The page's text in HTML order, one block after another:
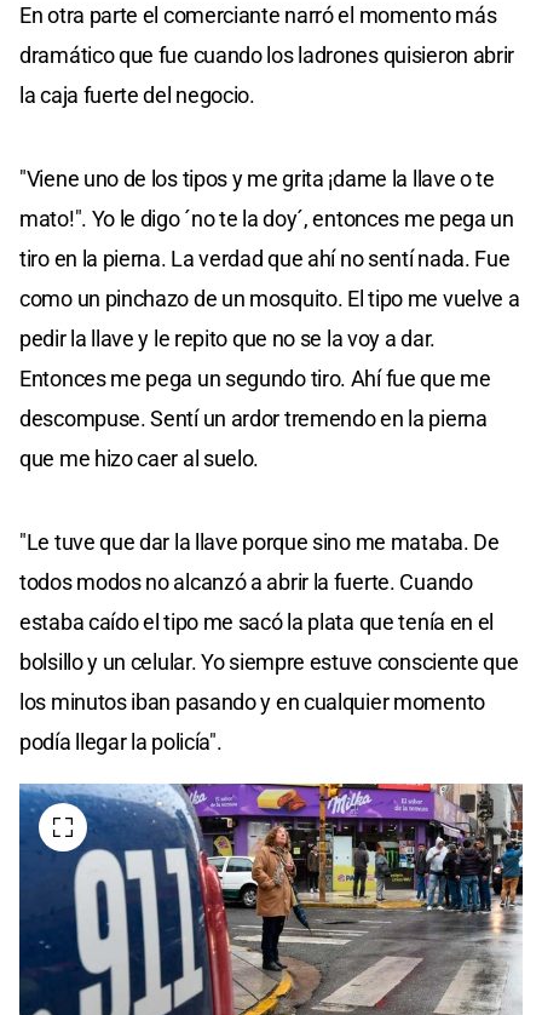
En otra parte el comerciante narró el momento más
dramático que fue cuando los ladrones quisieron abrir
la caja fuerte del negocio.
"Viene uno de los tipos y me grita ¡dame la llave o te
mato!". Yo le digo ´no te la doy´, entonces me pega un
tiro en la pierna. La verdad que ahí no sentí nada. Fue
como un pinchazo de un mosquito. El tipo me vuelve a
pedir la llave y le repito que no se la voy a dar.
Entonces me pega un segundo tiro. Ahí fue que me
descompuse. Sentí un ardor tremendo en la pierna
que me hizo caer al suelo.
"Le tuve que dar la llave porque sino me mataba. De
todos modos no alcanzó a abrir la fuerte. Cuando
estaba caído el tipo me sacó la plata que tenía en el
bolsillo y un celular. Yo siempre estuve consciente que
los minutos iban pasando y en cualquier momento
podía llegar la policía".